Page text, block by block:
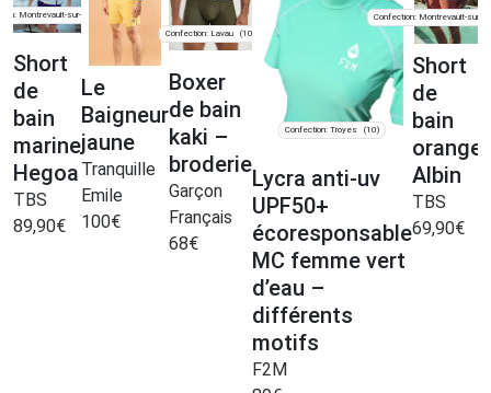
Montrevault-sur-Èvre (49)
Short
de
bain
marine
Hegoa
TBS
89,90€
Le
Baigneur
jaune
Tranquille
Emile
100€
Confection: Lavau (10)
Boxer
de bain
kaki –
broderie
Garçon
Français
68€
Confection: Troyes (10)
Lycra anti-uv
UPF50+
écoresponsable
MC femme vert
d’eau –
différents
motifs
F2M
Confection: Montrevault-sur-
Short
de
bain
orange
Albin
TBS
69,90€